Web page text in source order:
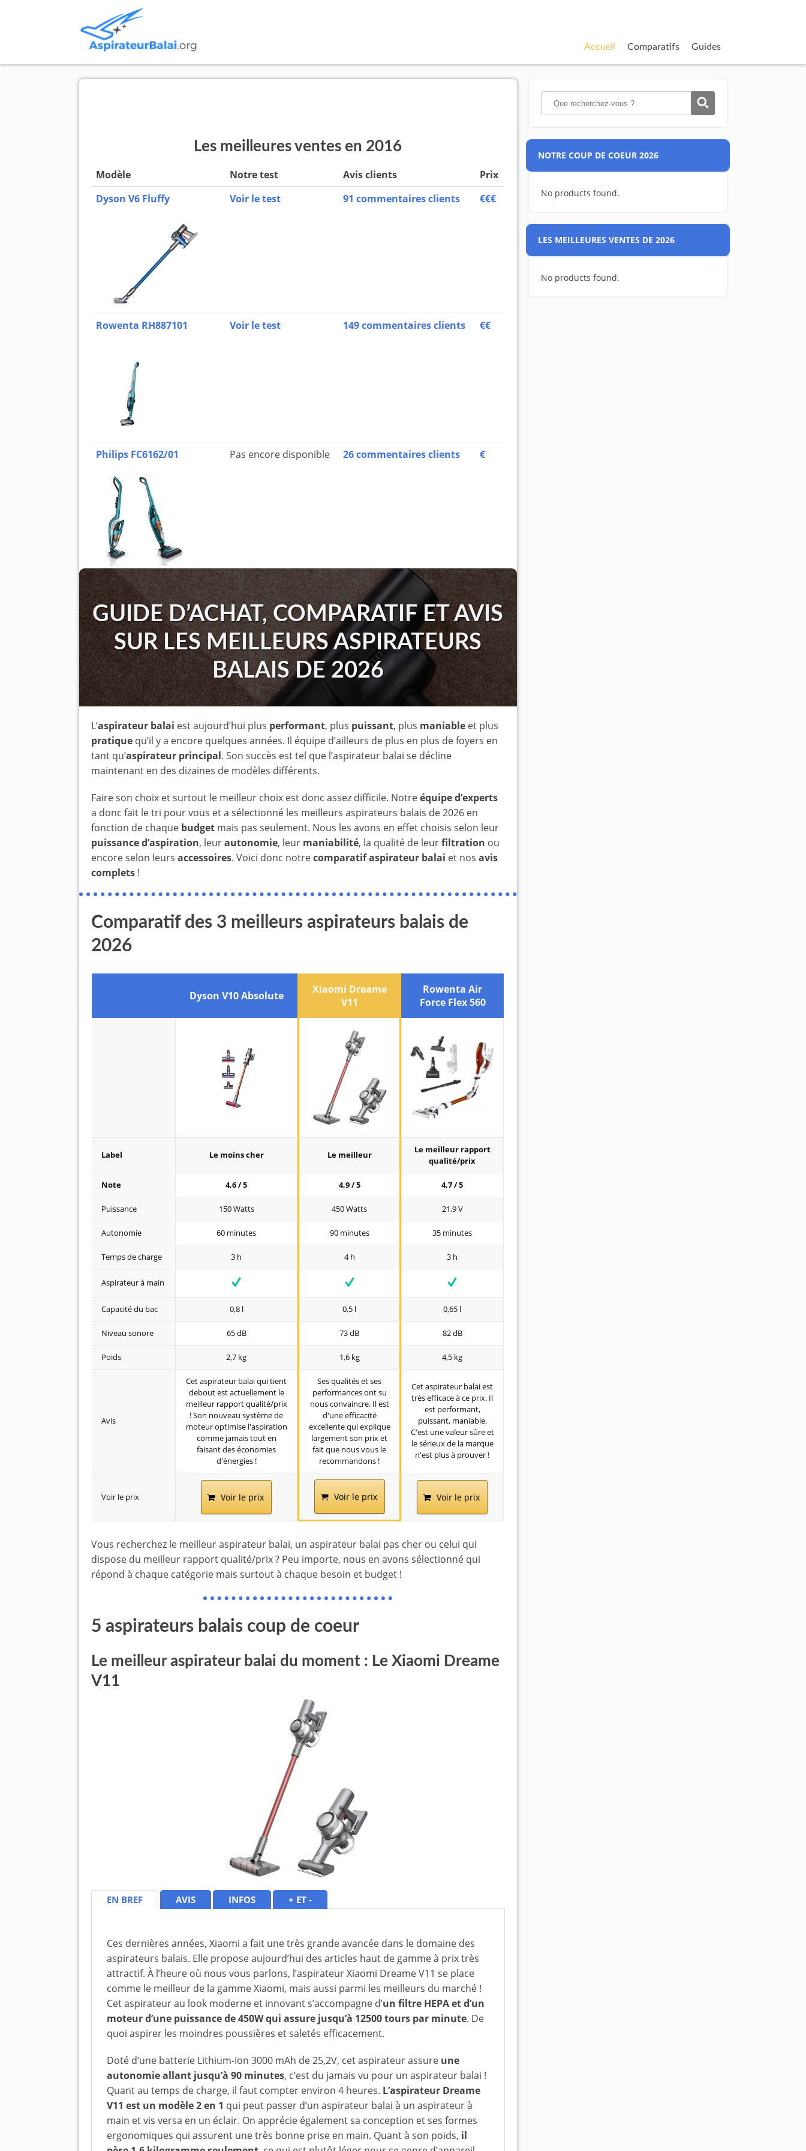
Accueil Comparatifs Guides
Les meilleures ventes en 2016
Modèle Notre test Avis clients
Prix
Dyson V6 Fluffy
Voir le test 91 commentaires clients €€€
Rowenta RH887101 Voir le test 149 commentaires clients €€
Philips FC6162/01 Pas encore disponible 26 commentaires clients €
GUIDE D’ACHAT, COMPARATIF ET AVIS
SUR LES MEILLEURS ASPIRATEURS
BALAIS DE 2026
L’aspirateur balai est aujourd’hui plus performant, plus puissant, plus maniable et plus
pratique qu’il y a encore quelques années. Il équipe d’ailleurs de plus en plus de foyers en
tant qu’aspirateur principal. Son succès est tel que l’aspirateur balai se décline
maintenant en des dizaines de modèles différents.
Faire son choix et surtout le meilleur choix est donc assez difficile. Notreéquipe d’experts
a donc fait le tri pour vous et a sélectionné les meilleurs aspirateurs balais de 2026 en
fonction de chaque budget mais pas seulement. Nous les avons en effet choisis selon leur
puissance d’aspiration, leurautonomie, leur maniabilité, la qualité de leurfiltration ou
encore selon leurs accessoires. Voici donc notrecomparatif aspirateur balai et nos avis
complets !
Comparatif des 3 meilleurs aspirateurs balais de
2026
Dyson V10 Absolute
Xiaomi Dreame
V11
Rowenta Air
Force Flex 560
Label Le moins cher Le meilleur
Le meilleur rapport
qualité/prix
Note 4,6 / 5 4,9 / 5 4,7 / 5
Puissance 150 Watts 450 Watts 21,9 V
Autonomie 60 minutes 90 minutes 35 minutes
Temps de charge 3 h 4 h 3 h
Aspirateur à main
Capacité du bac 0,8 l 0,5 l 0,65 l
Niveau sonore 65 dB 73 dB 82 dB
Poids 2,7 kg 1,6 kg 4,5 kg
Avis
Cet aspirateur balai qui tient
debout est actuellement le
meilleur rapport qualité/prix
! Son nouveau système de
moteur optimise l'aspiration
comme jamais tout en
faisant des économies
d'énergies !
Ses qualités et ses
performances ont su
nous convaincre. Il est
d'une efficacité
excellente qui explique
largement son prix et
fait que nous vous le
recommandons !
Cet aspirateur balai est
très efficace à ce prix. Il
est performant,
puissant, maniable.
C'est une valeur sûre et
le sérieux de la marque
n'est plus à prouver !
Voir le prix Voir le prix Voir le prix Voir le prix
Vous recherchez le meilleur aspirateur balai, un aspirateur balai pas cher ou celui qui
dispose du meilleur rapport qualité/prix ? Peu importe, nous en avons sélectionné qui
répond à chaque catégorie mais surtout à chaque besoin et budget !
5 aspirateurs balais coup de coeur
Le meilleur aspirateur balai du moment : Le Xiaomi Dreame
V11
EN BREF AVIS INFOS + ET -
Ces dernières années, Xiaomi a fait une très grande avancée dans le domaine des
aspirateurs balais. Elle propose aujourd’hui des articles haut de gamme à prix très
attractif. À l’heure où nous vous parlons, l’aspirateur Xiaomi Dreame V11 se place
comme le meilleur de la gamme Xiaomi, mais aussi parmi les meilleurs du marché !
Cet aspirateur au look moderne et innovant s’accompagne d’un filtre HEPA et d’un
moteur d’une puissance de 450W qui assure jusqu’à 12500 tours par minute. De
quoi aspirer les moindres poussières et saletés efficacement.
Doté d’une batterie Lithium-Ion 3000 mAh de 25,2V, cet aspirateur assure une
autonomie allant jusqu’à 90 minutes, c’est du jamais vu pour un aspirateur balai !
Quant au temps de charge, il faut compter environ 4 heures. L’aspirateur Dreame
V11 est un modèle 2 en 1 qui peut passer d’un aspirateur balai à un aspirateur à
main et vis versa en un éclair. On apprécie également sa conception et ses formes
ergonomiques qui assurent une très bonne prise en main. Quant à son poids, il
NOTRE COUP DE COEUR 2026
No products found.
LES MEILLEURES VENTES DE 2026
No products found.